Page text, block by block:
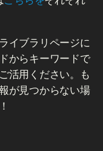
イブラリページに
からキーワードで
活用ください。も
が見つからない場